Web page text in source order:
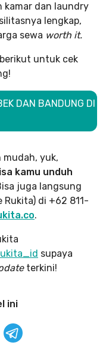
kamar dan laundry
lengkap,
sewa worth it.
untuk cek
DAN BANDUNG DI
mudah, yuk,
kamu unduh
juga langsung
di +62 811-
.
supaya
terkini!
ini